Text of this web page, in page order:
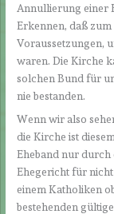
Annullierung einer
Erkennen, daß
Voraussetzungen,
waren. Die Kirche
solchen Bund für
nie bestanden.
Wenn wir also
die Kirche ist
Eheband nur
Ehegericht für
einem Katholiken
bestehenden